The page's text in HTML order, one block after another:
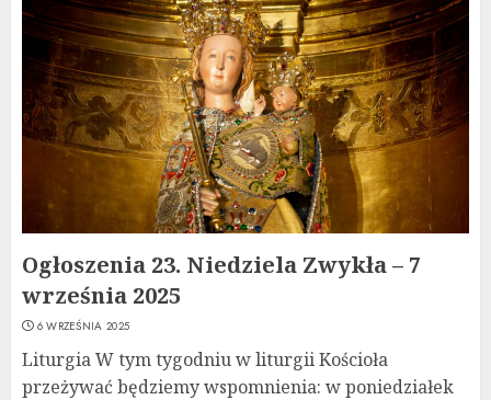
Ogłoszenia 23. Niedziela Zwykła – 7
września 2025
6 WRZEŚNIA 2025
Liturgia W tym tygodniu w liturgii Kościoła
przeżywać będziemy wspomnienia: w poniedziałek